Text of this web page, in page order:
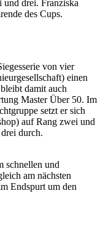
drei. Franziska
des Cups.
von vier
einen
damit auch
Master Über 50. Im
setzt er sich
auf Rang zwei und
durch.
schnellen und
am nächsten
Endspurt um den